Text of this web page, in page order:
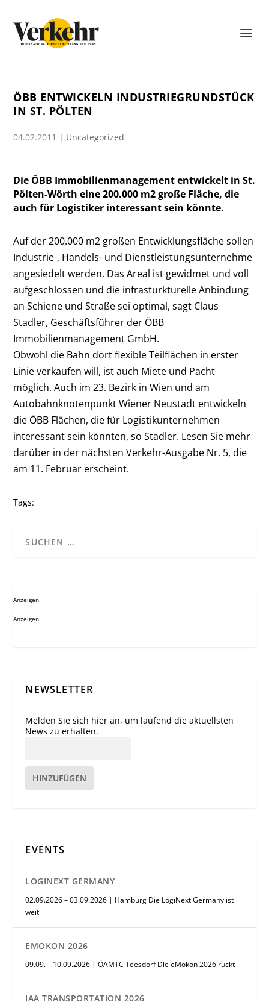
ÖBB ENTWICKELN INDUSTRIEGRUNDSTÜCK
IN ST. PÖLTEN
04.02.2011 | Uncategorized
Die ÖBB Immobilienmanagement entwickelt in St.
Pölten-Wörth eine 200.000 m2 große Fläche, die
auch für Logistiker interessant sein könnte.
Auf der 200.000 m2 großen Entwicklungsfläche sollen
Industrie-, Handels- und Dienstleistungsunternehme
angesiedelt werden. Das Areal ist gewidmet und voll
aufgeschlossen und die infrasturkturelle Anbindung
an Schiene und Straße sei optimal, sagt Claus
Stadler, Geschäftsführer der ÖBB
Immobilienmanagement GmbH.
Obwohl die Bahn dort flexible Teilflächen in erster
Linie verkaufen will, ist auch Miete und Pacht
möglich. Auch im 23. Bezirk in Wien und am
Autobahnknotenpunkt Wiener Neustadt entwickeln
die ÖBB Flächen, die für Logistikunternehmen
interessant sein könnten, so Stadler. Lesen Sie mehr
darüber in der nächsten Verkehr-Ausgabe Nr. 5, die
am 11. Februar erscheint.
Tags:
Anzeigen
Anzeigen
NEWSLETTER
Melden Sie sich hier an, um laufend die aktuellsten
News zu erhalten.
HINZUFÜGEN
EVENTS
LOGINEXT GERMANY
02.09.2026 – 03.09.2026 | Hamburg Die LogiNext Germany ist
weit
EMOKON 2026
09.09. – 10.09.2026 | ÖAMTC Teesdorf Die eMokon 2026 rückt
IAA TRANSPORTATION 2026